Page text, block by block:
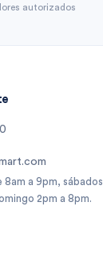
autorizados
8am a 9pm, sábados
2pm a 8pm.